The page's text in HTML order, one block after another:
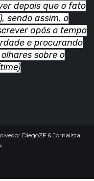
depois que o fato
sendo assim, o
após o tempo
e procurando
sobre o
DiegoZF & Jornalista